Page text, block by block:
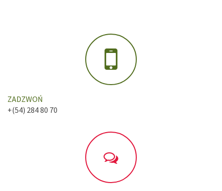
ZADZWOŃ
+(54) 284 80 70